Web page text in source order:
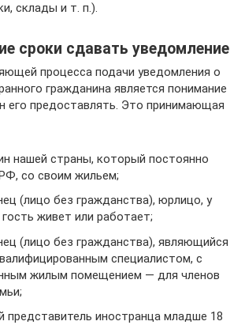
склады и т. п.).
сроки сдавать уведомление
процесса подачи уведомления о
гражданина является понимание
его предоставлять. Это принимающая
нашей страны, который постоянно
со своим жильем;
(лицо без гражданства), юрлицо, у
живет или работает;
(лицо без гражданства), являющийся
специалистом, с
жилым помещением — для членов
представитель иностранца младше 18